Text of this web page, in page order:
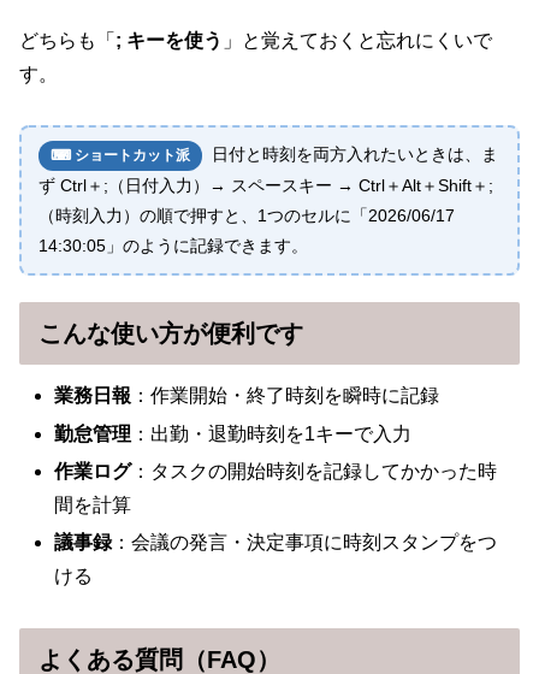
どちらも「 ; キーを使う 」と覚えておくと忘れにくいで
す。
⌨ ショートカット派
日付と時刻を両方入れたいときは、ま
ず Ctrl＋;（日付入力）→ スペースキー → Ctrl＋Alt＋Shift＋;
（時刻入力）の順で押すと、1つのセルに「2026/06/17
14:30:05」のように記録できます。
こんな使い方が便利です
業務日報 ：作業開始・終了時刻を瞬時に記録
勤怠管理 ：出勤・退勤時刻を1キーで入力
作業ログ：タスクの開始時刻を記録してかかった時
間を計算
議事録：会議の発言・決定事項に時刻スタンプをつ
ける
よくある質問（FAQ）